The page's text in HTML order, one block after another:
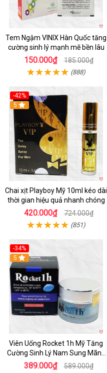
Tem Ngậm VINIX Hàn Quốc tăng
cường sinh lý mạnh mẽ bền lâu
150.000₫ 185.000₫
(888)
-42%
5
Chai xịt Playboy Mỹ 10ml kéo dài
thời gian hiệu quả nhanh chóng
420.000₫ 724.000₫
(851)
-34%
5
Viên Uống Rocket 1h Mỹ Tăng
Cường Sinh Lý Nam Sung Mãnh
Cương Dương
389.000₫ 589.000₫